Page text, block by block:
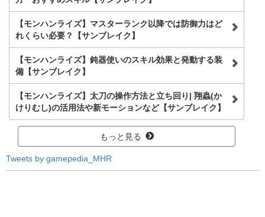
【モンハンライズ】マスターランク以降では防御力はど
れくらい必要？【サンブレイク】
【モンハンライズ】鈍器使いのスキル効果と発動する装
備【サンブレイク】
【モンハンライズ】太刀の操作方法と立ち回り| 翔蟲(か
けりむし)の活用法や新モーションなど【サンブレイク】
もっと見る
Tweets by gamepedia_MHR